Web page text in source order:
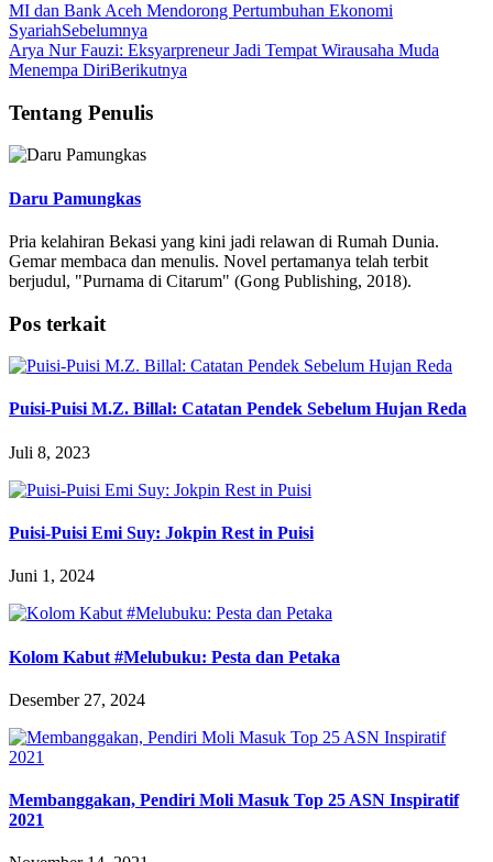
MI dan Bank Aceh Mendorong Pertumbuhan Ekonomi
SyariahSebelumnya
Arya Nur Fauzi: Eksyarpreneur Jadi Tempat Wirausaha Muda
Menempa DiriBerikutnya
Tentang Penulis
Daru Pamungkas
Pria kelahiran Bekasi yang kini jadi relawan di Rumah Dunia.
Gemar membaca dan menulis. Novel pertamanya telah terbit
berjudul, "Purnama di Citarum" (Gong Publishing, 2018).
Pos terkait
Puisi-Puisi M.Z. Billal: Catatan Pendek Sebelum Hujan Reda
Juli 8, 2023
Puisi-Puisi Emi Suy: Jokpin Rest in Puisi
Juni 1, 2024
Kolom Kabut #Melubuku: Pesta dan Petaka
Desember 27, 2024
Membanggakan, Pendiri Moli Masuk Top 25 ASN Inspiratif
2021